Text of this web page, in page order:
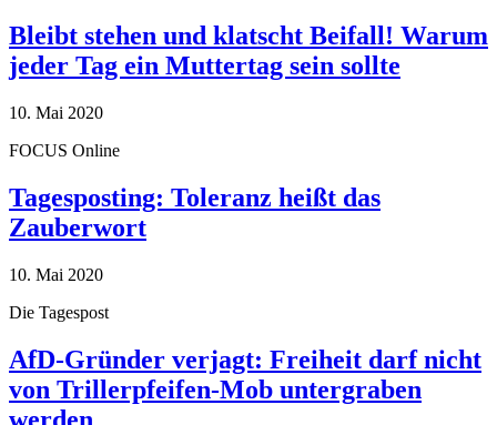
Bleibt stehen und klatscht Beifall! Warum
jeder Tag ein Muttertag sein sollte
10. Mai 2020
FOCUS Online
Tagesposting: Toleranz heißt das
Zauberwort
10. Mai 2020
Die Tagespost
AfD-Gründer verjagt: Freiheit darf nicht
von Trillerpfeifen-Mob untergraben
werden